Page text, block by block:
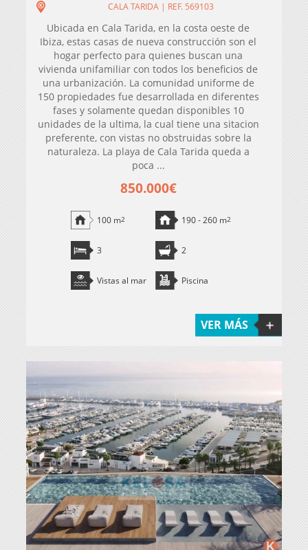
CALA TARIDA | REF. 569103
Ubicada en Cala Tarida, en la costa oeste de
Ibiza, estas casas de nueva construcción son el
hogar perfecto para quienes buscan una
vivienda unifamiliar con todos los beneficios de
una urbanización. La comunidad uniforme de
150 propiedades fue desarrollada en diferentes
fases y solamente quedan disponibles 10
unidades de la ultima, la cual tiene una sitacion
preferente, con vistas no obstruidas sobre la
naturaleza. La playa de Cala Tarida queda a
poca ...
850.000€
100 m2 190 - 260 m2
3 2
Vistas al mar Piscina
VER MÁS